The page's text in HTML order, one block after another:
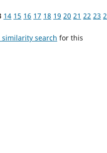
14 15 16 17 18 19 20 21 22 23
search for this